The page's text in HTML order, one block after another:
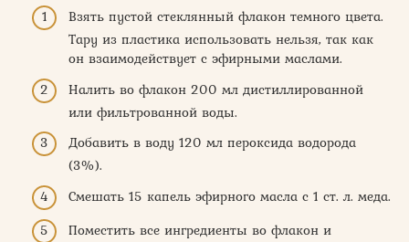
Взять пустой стеклянный флакон темного цвета.
Тару из пластика использовать нельзя, так как
он взаимодействует с эфирными маслами.
Налить во флакон 200 мл дистиллированной
или фильтрованной воды.
Добавить в воду 120 мл пероксида водорода
(3%).
Смешать 15 капель эфирного масла с 1 ст. л. меда.
Поместить все ингредиенты во флакон и